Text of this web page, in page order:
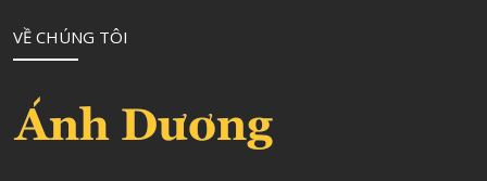
VỀ CHÚNG TÔI